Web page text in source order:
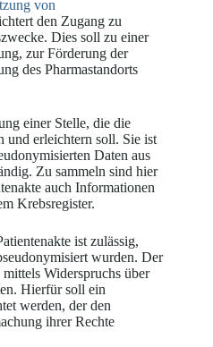
von
den Zugang zu
Dies soll zu einer
zur Förderung der
des Pharmastandorts
einer Stelle, die die
und erleichtern soll. Sie ist
Daten aus
Zu sammeln sind hier
auch Informationen
Krebsregister.
ist zulässig,
wurden. Der
Widerspruchs über
Hierfür soll ein
werden, der den
ihrer Rechte